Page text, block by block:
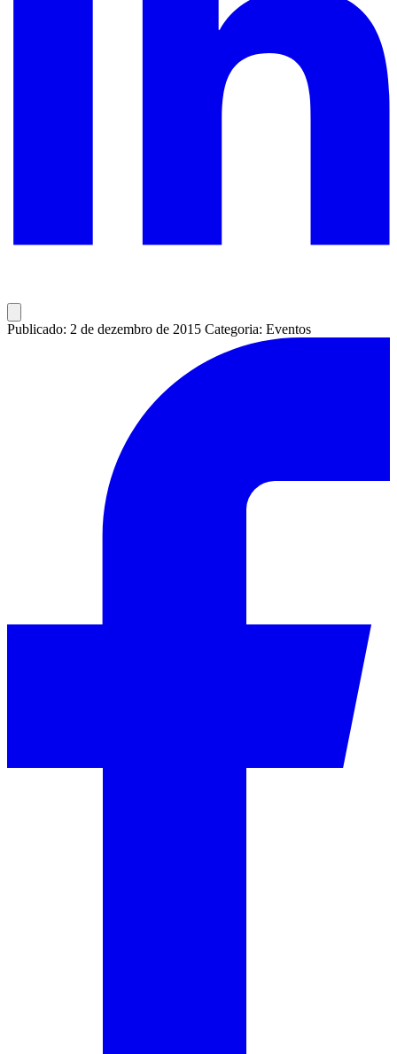
Publicado: 2 de dezembro de 2015 Categoria: Eventos